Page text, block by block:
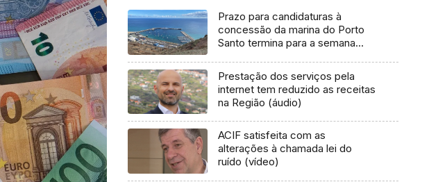
Prazo para candidaturas à
concessão da marina do Porto
Santo termina para a semana
Prestação dos serviços pela
internet tem reduzido as receitas
na Região (áudio)
ACIF satisfeita com as
alterações à chamada lei do
ruído (vídeo)